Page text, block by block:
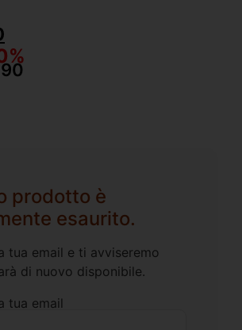
prodotto è
esaurito.
tua email e ti avviseremo
di nuovo disponibile.
tua email